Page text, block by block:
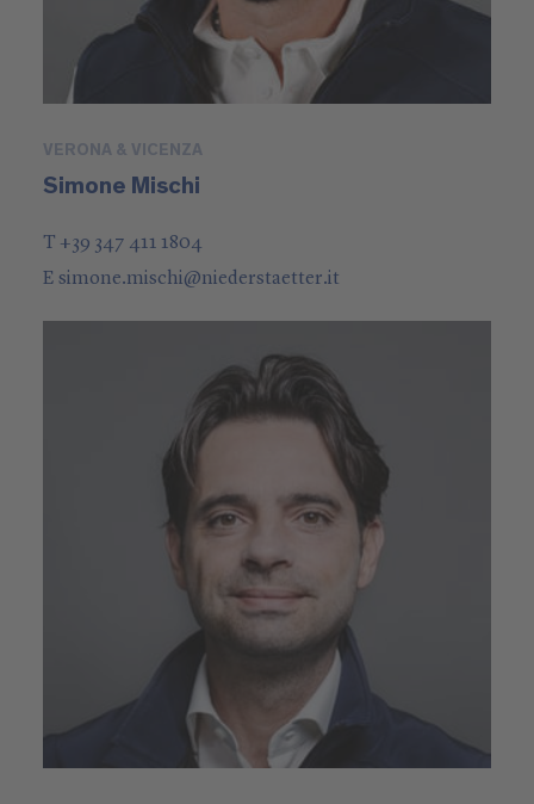
VERONA & VICENZA
Simone Mischi
T +39 347 411 1804
Esimone.mischi@niederstaetter.it